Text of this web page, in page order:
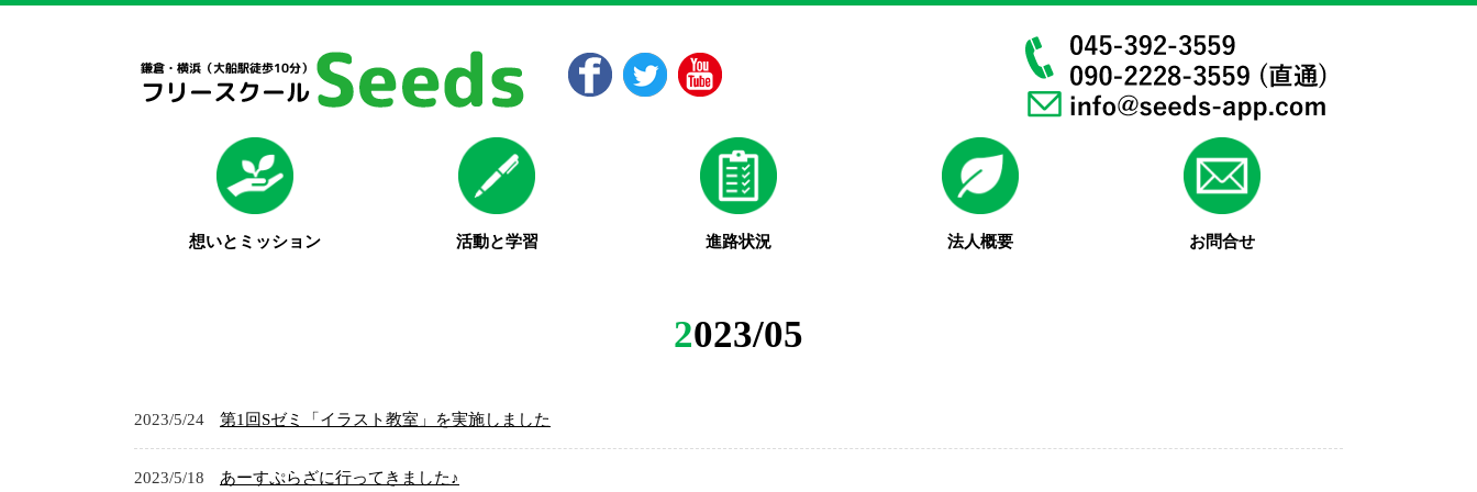
想いとミッション 活動と学習 進路状況 法人概要 お問合せ
2023/05
2023/5/24 第1回Sゼミ「イラスト教室」を実施しました
2023/5/18 あーすぷらざに行ってきました♪